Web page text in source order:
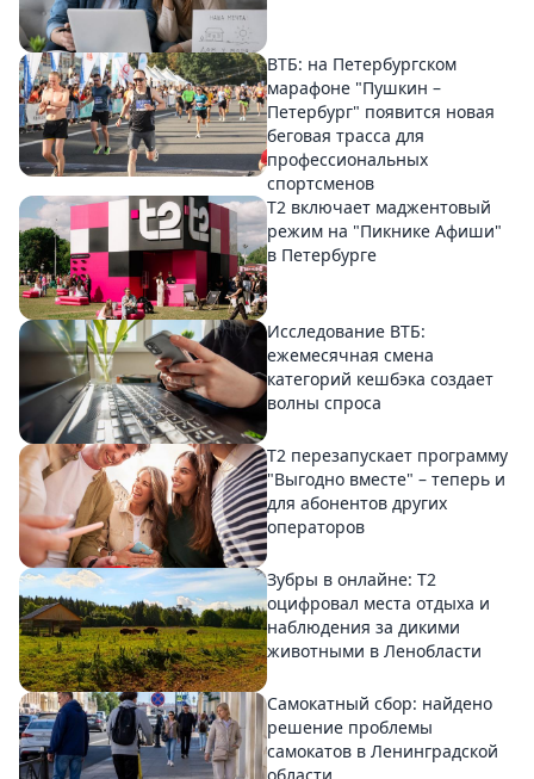
ВТБ: на Петербургском
марафоне "Пушкин –
Петербург" появится новая
беговая трасса для
профессиональных
спортсменов
Т2 включает маджентовый
режим на "Пикнике Афиши"
в Петербурге
Исследование ВТБ:
ежемесячная смена
категорий кешбэка создает
волны спроса
Т2 перезапускает программу
"Выгодно вместе" – теперь и
для абонентов других
операторов
Зубры в онлайне: Т2
оцифровал места отдыха и
наблюдения за дикими
животными в Ленобласти
Самокатный сбор: найдено
решение проблемы
самокатов в Ленинградской